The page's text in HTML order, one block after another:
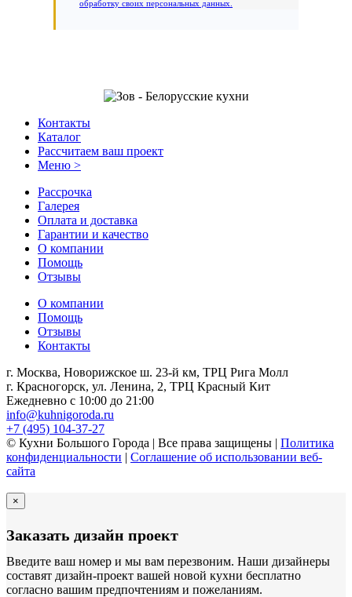
обработку своих персональных данных.
Контакты
Каталог
Рассчитаем ваш проект
Меню >
Рассрочка
Галерея
Оплата и доставка
Гарантии и качество
О компании
Помощь
Отзывы
О компании
Помощь
Отзывы
Контакты
г. Москва, Новорижское ш. 23-й км, ТРЦ Рига Молл
г. Красногорск, ул. Ленина, 2, ТРЦ Красный Кит
Ежедневно с 10:00 до 21:00
info@kuhnigoroda.ru
+7 (495) 104-37-27
© Кухни Большого Города | Все права защищены | Политика
конфиденциальности | Соглашение об использовании веб-
сайта
×
Заказать дизайн проект
Введите ваш номер и мы вам перезвоним. Наши дизайнеры
составят дизайн-проект вашей новой кухни бесплатно
согласно вашим предпочтениям и пожеланиям.